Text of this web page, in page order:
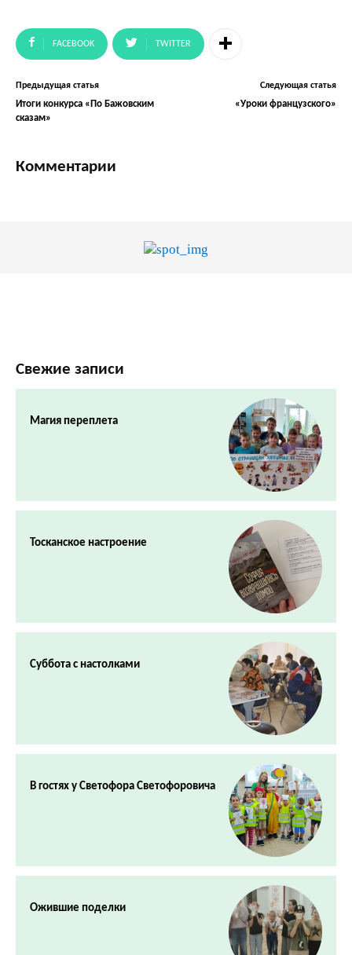
FACEBOOK TWITTER
Предыдущая статья
Итоги конкурса «По Бажовским
сказам»
Следующая статья
«Уроки французского»
Комментарии
Свежие записи
Магия переплета
Тосканское настроение
Суббота с настолками
В гостях у Светофора Светофоровича
Ожившие поделки